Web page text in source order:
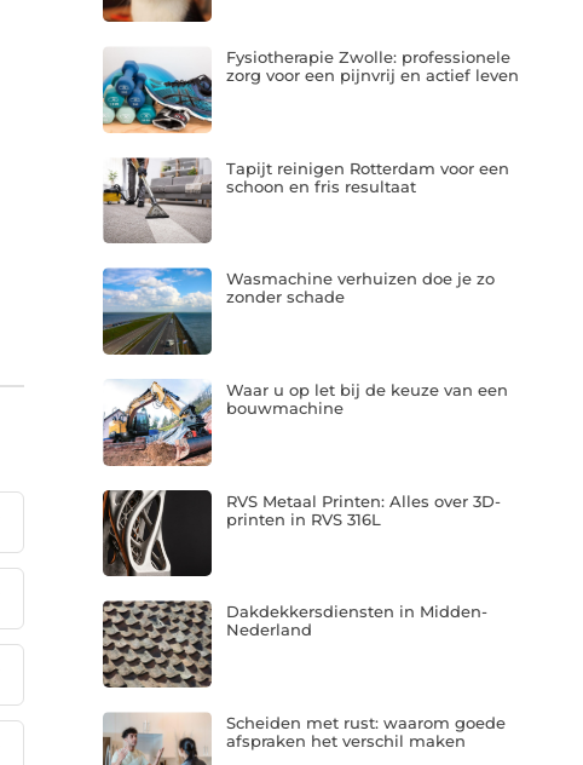
Fysiotherapie Zwolle: professionele
zorg voor een pijnvrij en actief leven
Tapijt reinigen Rotterdam voor een
schoon en fris resultaat
Wasmachine verhuizen doe je zo
zonder schade
Waar u op let bij de keuze van een
bouwmachine
RVS Metaal Printen: Alles over 3D-
printen in RVS 316L
Dakdekkersdiensten in Midden-
Nederland
Scheiden met rust: waarom goede
afspraken het verschil maken